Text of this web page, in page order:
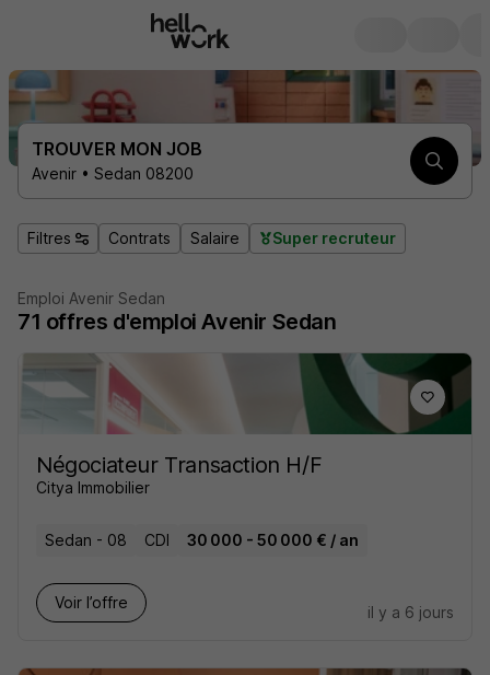
TROUVER MON JOB
Avenir • Sedan 08200
Filtres Contrats Salaire Super recruteur
Emploi Avenir Sedan
71 offres d'emploi Avenir Sedan
Négociateur Transaction H/F
Citya Immobilier
Sedan - 08 CDI 30 000 - 50 000 € / an
Voir l’offre
il y a 6 jours